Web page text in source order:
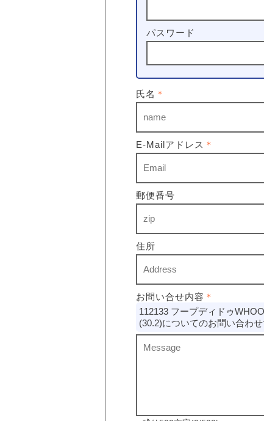
パスワード
氏名 ＊
E-Mailアドレス ＊
郵便番号
住所
お問い合せ内容 ＊
112133 フープディドゥ
(30.2)についてのお問い合わせ